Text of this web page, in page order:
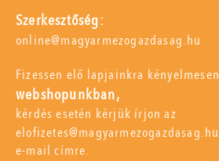
Szerkesztőség:
online@magyarmezogazdasag.hu
Fizessen elő lapjainkra kényelmesen
webshopunkban,
kérdés esetén kérjük írjon az
elofizetes@magyarmezogazdasag.hu
e-mail címre.